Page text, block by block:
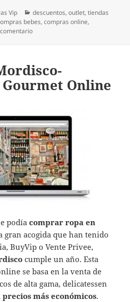
Vip Categorías
descuentos,outlet,tiendas
bebes,compras online,
en Bambino World- Compras
Online
podíacomprar ropa en
gran acogida que han tenido
BuyVip o Vente Privee,
cumple un año. Esta
se basa en la venta de
de alta gama, delicatessen
precios más económicos.